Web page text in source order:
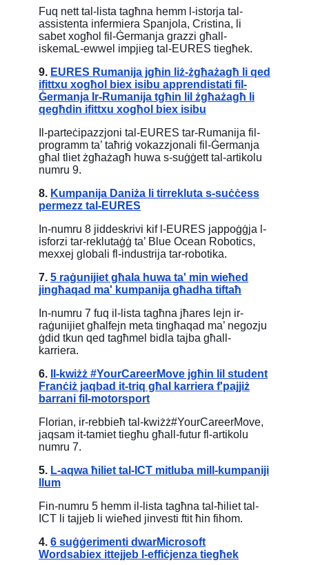
Fuq nett tal-lista tagħna hemm l-istorja tal-
assistenta infermiera Spanjola, Cristina, li
sabet xogħol fil-Ġermanja grazzi għall-
iskemaL-ewwel impjieg tal-EURES tiegħek.
9. EURES Rumanija jgħin liż-żgħażagħ li qed
ifittxu xogħol biex isibu apprendistati fil-
Ġermanja Ir-Rumanija tgħin lil żgħażagħ li
qegħdin ifittxu xogħol biex isibu
Il-parteċipazzjoni tal-EURES tar-Rumanija fil-
programm ta’ taħriġ vokazzjonali fil-Ġermanja
għal tliet żgħażagħ huwa s-suġġett tal-artikolu
numru 9.
8. Kumpanija Daniża li tirrekluta s-suċċess
permezz tal-EURES
In-numru 8 jiddeskrivi kif l-EURES jappoġġja l-
isforzi tar-reklutaġġ ta’ Blue Ocean Robotics,
mexxej globali fl-industrija tar-robotika.
7. 5 raġunijiet għala huwa ta' min wieħed
jingħaqad ma' kumpanija għadha tiftaħ
In-numru 7 fuq il-lista tagħna jħares lejn ir-
raġunijiet għalfejn meta tingħaqad ma’ negozju
ġdid tkun qed tagħmel bidla tajba għall-
karriera.
6.
Il-kwiżż #YourCareerMove jgħin lil student
Franċiż jaqbad it-triq għal karriera f'pajjiż
barrani fil-motorsport
Florian, ir-rebbieħ tal-kwiżż#YourCareerMove,
jaqsam it-tamiet tiegħu għall-futur fl-artikolu
numru 7.
5. L-aqwa ħiliet tal-ICT mitluba mill-kumpaniji
llum
Fin-numru 5 hemm il-lista tagħna tal-ħiliet tal-
ICT li tajjeb li wieħed jinvesti ftit ħin fihom.
4. 6 suġġerimenti dwarMicrosoft
Wordsabiex ittejjeb l-effiċjenza tiegħek